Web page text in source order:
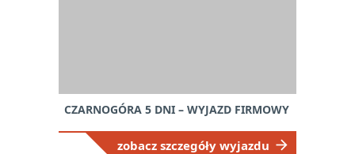
CZARNOGÓRA 5 DNI – WYJAZD FIRMOWY
zobacz szczegóły wyjazdu